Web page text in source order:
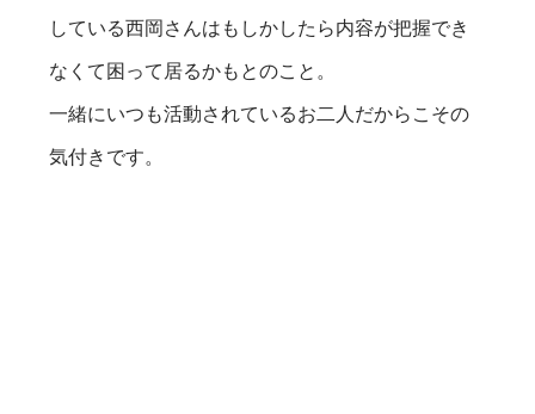
している西岡さんはもしかしたら内容が把握でき
なくて困って居るかもとのこと。
一緒にいつも活動されているお二人だからこその
気付きです。